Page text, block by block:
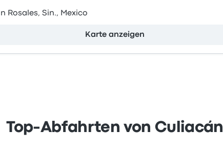
Rosales, Sin., Mexico
Karte anzeigen
Top-Abfahrten von Culiacán